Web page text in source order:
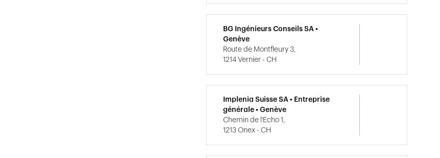
BG Ingénieurs Conseils SA •
Genève
Route de Montfleury 3,
1214 Vernier - CH
Implenia Suisse SA • Entreprise
générale • Genève
Chemin de l'Echo 1,
1213 Onex - CH